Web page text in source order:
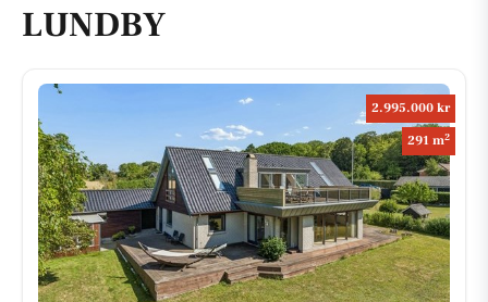
LUNDBY
2.995.000 kr
291 m2